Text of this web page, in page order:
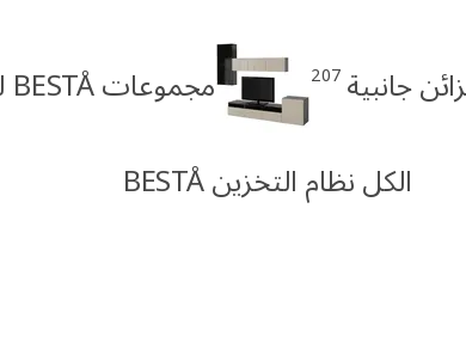
207 مجموعات BESTÅ للأجهزة
الكل نظام التخزين BESTÅ